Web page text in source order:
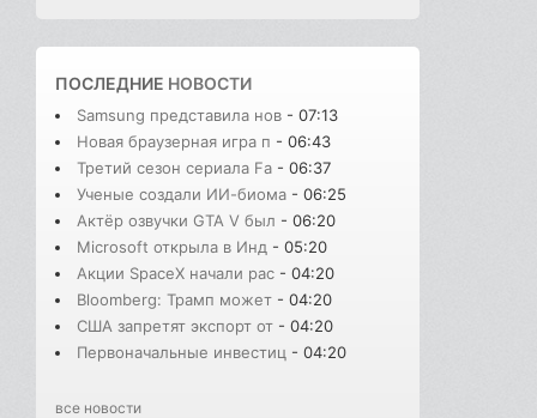
ПОСЛЕДНИЕ НОВОСТИ
Samsung представила нов - 07:13
Новая браузерная игра п - 06:43
Третий сезон сериала Fa - 06:37
Ученые создали ИИ-биома - 06:25
Актёр озвучки GTA V был - 06:20
Microsoft открыла в Инд - 05:20
Акции SpaceX начали рас - 04:20
Bloomberg: Трамп может - 04:20
США запретят экспорт от - 04:20
Первоначальные инвестиц - 04:20
все новости